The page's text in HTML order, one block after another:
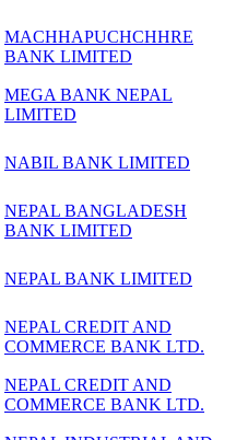
MACHHAPUCHCHHRE
BANK LIMITED
MEGA BANK NEPAL
LIMITED
NABIL BANK LIMITED
NEPAL BANGLADESH
BANK LIMITED
NEPAL BANK LIMITED
NEPAL CREDIT AND
COMMERCE BANK LTD.
NEPAL CREDIT AND
COMMERCE BANK LTD.